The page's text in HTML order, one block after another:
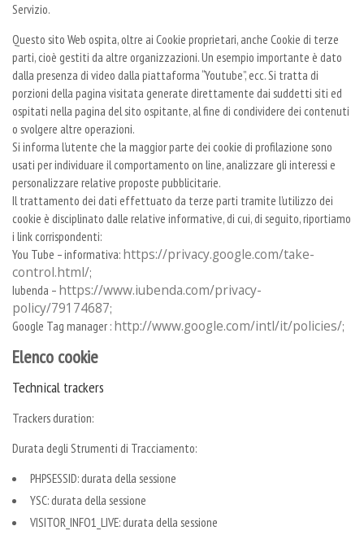
Servizio.
Questo sito Web ospita, oltre ai Cookie proprietari, anche Cookie di terze
parti, cioè gestiti da altre organizzazioni. Un esempio importante è dato
dalla presenza di video dalla piattaforma “Youtube”, ecc. Si tratta di
porzioni della pagina visitata generate direttamente dai suddetti siti ed
ospitati nella pagina del sito ospitante, al fine di condividere dei contenuti
o svolgere altre operazioni.
Si informa l’utente che la maggior parte dei cookie di profilazione sono
usati per individuare il comportamento on line, analizzare gli interessi e
personalizzare relative proposte pubblicitarie.
Il trattamento dei dati effettuato da terze parti tramite l’utilizzo dei
cookie è disciplinato dalle relative informative, di cui, di seguito, riportiamo
i link corrispondenti:
You Tube – informativa: https://privacy.google.com/take-
control.html/;
Iubenda – https://www.iubenda.com/privacy-
policy/79174687;
Google Tag manager : http://www.google.com/intl/it/policies/;
Elenco cookie
Technical trackers
Trackers duration:
Durata degli Strumenti di Tracciamento:
PHPSESSID: durata della sessione
YSC: durata della sessione
VISITOR_INFO1_LIVE: durata della sessione